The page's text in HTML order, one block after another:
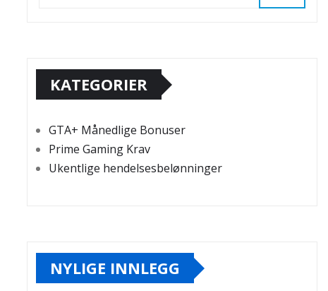
KATEGORIER
GTA+ Månedlige Bonuser
Prime Gaming Krav
Ukentlige hendelsesbelønninger
NYLIGE INNLEGG